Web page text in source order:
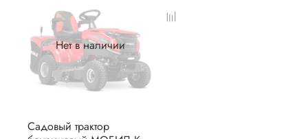
Нет в наличии
Садовый трактор